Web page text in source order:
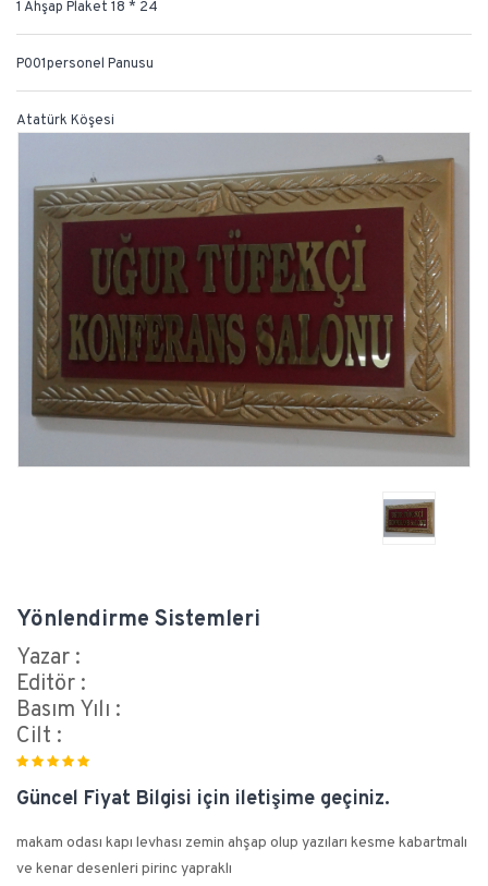
1 Ahşap Plaket 18 * 24
P001personel Panusu
Atatürk Köşesi
Yönlendirme Sistemleri
Yazar :
Editör :
Basım Yılı :
Cilt :
Güncel Fiyat Bilgisi için iletişime geçiniz.
makam odası kapı levhası zemin ahşap olup yazıları kesme kabartmalı
ve kenar desenleri pirinc yapraklı